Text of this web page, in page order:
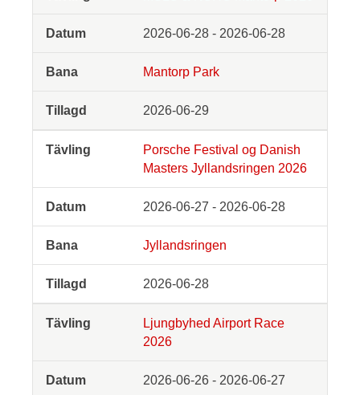
2026-06-28 - 2026-06-28
Mantorp Park
2026-06-29
Porsche Festival og Danish
Masters Jyllandsringen 2026
2026-06-27 - 2026-06-28
Jyllandsringen
2026-06-28
Ljungbyhed Airport Race
2026
2026-06-26 - 2026-06-27